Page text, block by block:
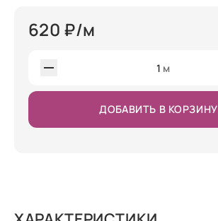
620 ₽/м
1 м
ДОБАВИТЬ В КОРЗИНУ